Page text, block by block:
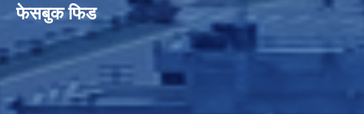
फेसबुक फिड